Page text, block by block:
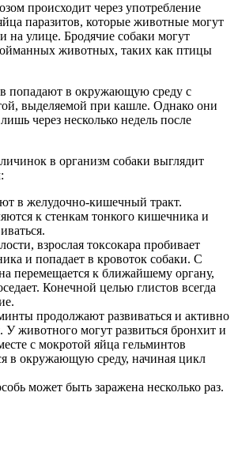
происходит через употребление
паразитов, которые животные могут
на улице. Бродячие собаки могут
животных, таких как птицы
попадают в окружающую среду с
выделяемой при кашле. Однако они
через несколько недель после
в организм собаки выглядит
в желудочно-кишечный тракт.
к стенкам тонкого кишечника и
взрослая токсокара пробивает
и попадает в кровоток собаки. С
перемещается к ближайшему органу,
Конечной целью глистов всегда
продолжают развиваться и активно
У животного могут развиться бронхит и
с мокротой яйца гельминтов
в окружающую среду, начиная цикл
может быть заражена несколько раз.